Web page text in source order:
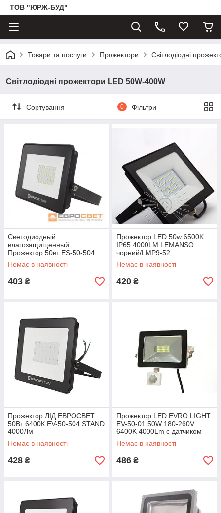
ТОВ "ЮРЖ-БУД"
Товари та послуги Прожектори Світлодіодні
Світлодіодні прожектори LED 50W-400W
Сортування 0 Фільтри
Светодиодный
влагозащищенный
Прожектор 50вт ES-50-504
BASIC 2750Лм 6400К
ЕВРОСВЕТ
Немає в наявності
403 ₴
Прожектор LED 50w 6500K
IP65 4000LM LEMANSO
чорний/LMP9-52
Немає в наявності
420 ₴
Прожектор ЛІД ЕВРОСВЕТ
50Вт 6400К EV-50-504 STAND
4000Лм
Немає в наявності
428 ₴
Прожектор LED EVRO LIGHT
EV-50-01 50W 180-260V
6400K 4000Lm c датчиком
Немає в наявності
486 ₴